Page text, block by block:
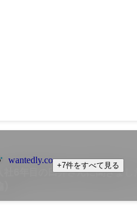
wantedly.com
入社6年目の臼井さんに聞きま
+7件をすべて見る